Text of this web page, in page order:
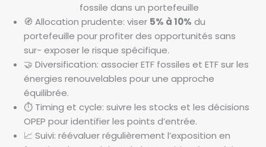
fossile dans un portefeuille
🧭 Allocation prudente: viser 5% à 10% du
portefeuille pour profiter des opportunités sans
sur- exposer le risque spécifique.
🤝 Diversification: associer ETF fossiles et ETF sur les
énergies renouvelables pour une approche
équilibrée.
⏱ Timing et cycle: suivre les stocks et les décisions
OPEP pour identifier les points d’entrée.
📈 Suivi: réévaluer régulièrement l’exposition en